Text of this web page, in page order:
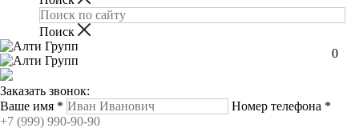
0
Заказать звонок:
Ваше имя * Номер телефона *